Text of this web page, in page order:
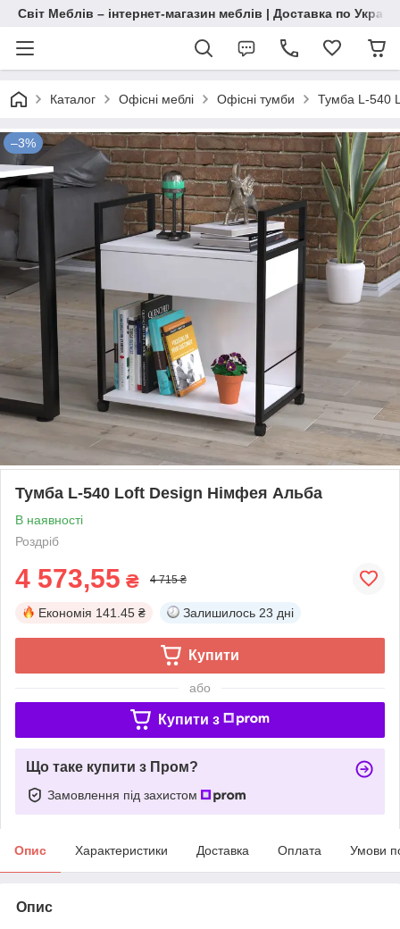
Світ Меблів – інтернет-магазин меблів | Доставка по
Каталог Офісні меблі Офісні тумби Тумба L-540
–3%
Тумба L-540 Loft Design Німфея Альба
В наявності
Роздріб
4 573,55 ₴ 4 715 ₴
Економія 141.45 ₴ Залишилось 23 дні
Купити
або
Купити з
Що таке купити з Пром?
Замовлення під захистом
Опис Характеристики Доставка Оплата Умови
Опис